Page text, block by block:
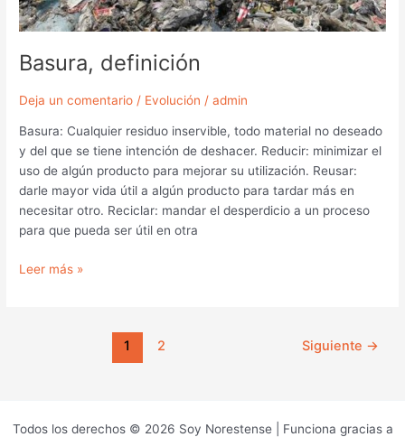
Basura, definición
Deja un comentario / Evolución /admin
Basura: Cualquier residuo inservible, todo material no deseado
y del que se tiene intención de deshacer. Reducir: minimizar el
uso de algún producto para mejorar su utilización. Reusar:
darle mayor vida útil a algún producto para tardar más en
necesitar otro. Reciclar: mandar el desperdicio a un proceso
para que pueda ser útil en otra
Leer más »
1 2 Siguiente →
Todos los derechos © 2026 Soy Norestense | Funciona gracias a